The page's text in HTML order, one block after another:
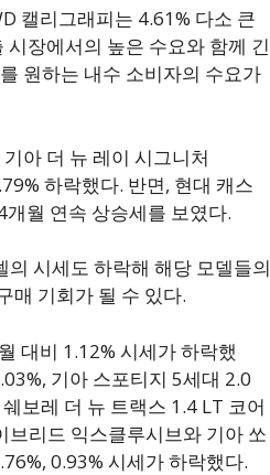
캘리그래피는 4.61% 다소 큰
장에서의 높은 수요와 함께 긴
원하는 내수 소비자의 수요가
아 더 뉴 레이 시그니처
하락했다. 반면, 현대 캐스
월 연속 상승세를 보였다.
의 시세도 하락해 해당 모델들의
매 기회가 될 수 있다.
대비 1.12% 시세가 하락했
기아 스포티지 5세대 2.0
보레 더 뉴 트랙스 1.4 LT 코어
브리드 익스클루시브와 기아 쏘
0.93% 시세가 하락했다.